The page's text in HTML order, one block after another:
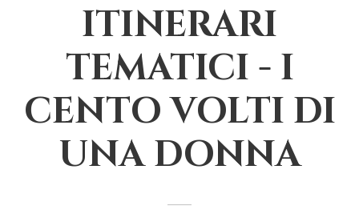
ITINERARI
TEMATICI - I
CENTO VOLTI DI
UNA DONNA